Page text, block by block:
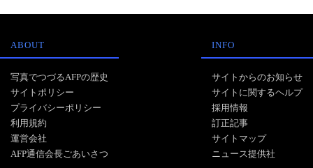
ABOUT
写真でつづるAFPの歴史
サイトポリシー
プライバシーポリシー
利用規約
運営会社
AFP通信会長ごあいさつ
INFO
サイトからのお知らせ
サイトに関するヘルプ
採用情報
訂正記事
サイトマップ
ニュース提供社